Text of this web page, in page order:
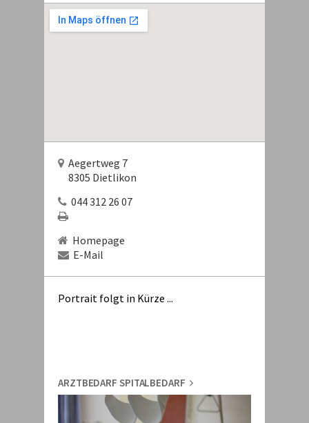
Aegertweg 7
8305 Dietlikon
044 312 26 07
Homepage
E-Mail
Portrait folgt in Kürze ...
ARZTBEDARF SPITALBEDARF